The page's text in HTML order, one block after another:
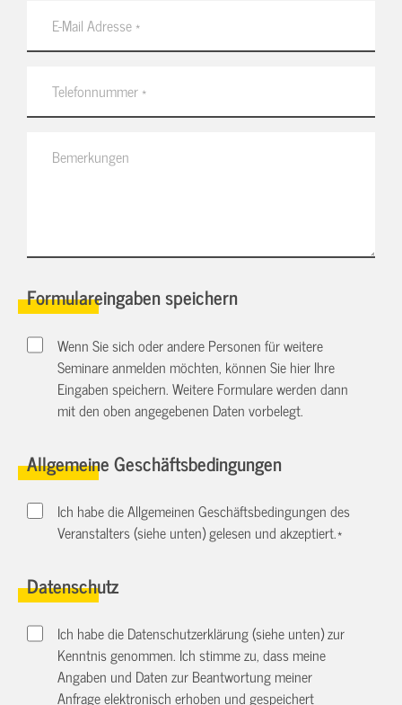
Formulareingaben speichern
Wenn Sie sich oder andere Personen für weitere
Seminare anmelden möchten, können Sie hier Ihre
Eingaben speichern. Weitere Formulare werden dann
mit den oben angegebenen Daten vorbelegt.
Allgemeine Geschäftsbedingungen
Ich habe die Allgemeinen Geschäftsbedingungen des
Veranstalters (siehe unten) gelesen und akzeptiert.*
Datenschutz
Ich habe die Datenschutzerklärung (siehe unten) zur
Kenntnis genommen. Ich stimme zu, dass meine
Angaben und Daten zur Beantwortung meiner
Anfrage elektronisch erhoben und gespeichert